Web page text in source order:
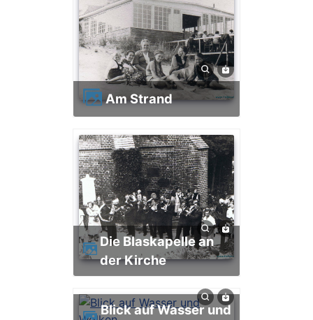
Am Strand
Die Blaskapelle an
der Kirche
Blick auf Wasser und